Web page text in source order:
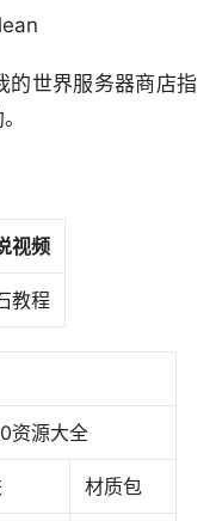
的世界服务器商店指
视频
教程
资源大全
材质包